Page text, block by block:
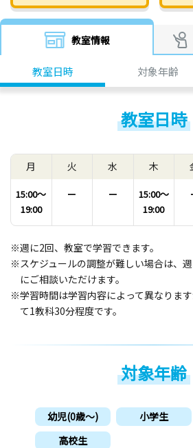
教室情報
教室日時 対象年齢
教室日時
月
15:00〜
19:00
火
ー
水
ー
木
15:00〜
19:00
※週に2回、教室で学習できます。
※スケジュールの調整が難しい場合は、
にご相談いただけます。
※学習時間は学習内容によって異なりま
て1教科30分程度です。
対象年齢
幼児(0歳〜) 小学生
高校生